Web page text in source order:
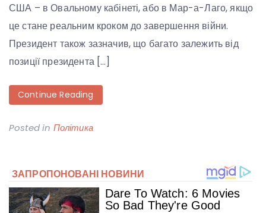
США – в Овальному кабінеті, або в Мар-а-Лаго, якщо
це стане реальним кроком до завершення війни.
Президент також зазначив, що багато залежить від
позиції президента […]
Continue Reading
Posted in Політика